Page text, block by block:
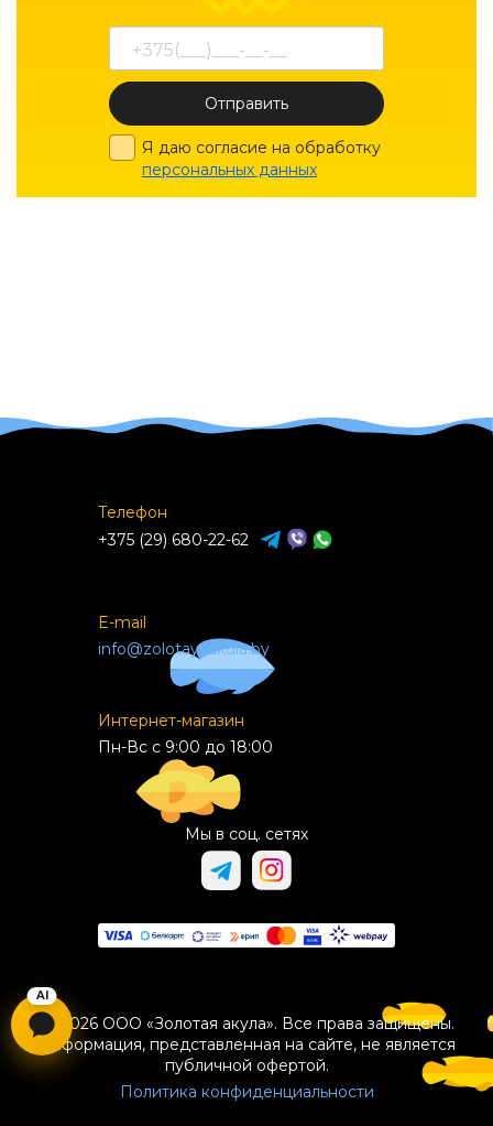
Отправить
Я даю согласие на обработку
персональных данных
Телефон
+375 (29) 680-22-62
E-mail
info@zolotayaakula.by
Интернет-магазин
Пн-Вс с 9:00 до 18:00
Мы в соц. сетях
© 2026 ООО «Золотая акула». Все права защищены.
Информация, представленная на сайте, не является
публичной офертой.
Политика конфиденциальности